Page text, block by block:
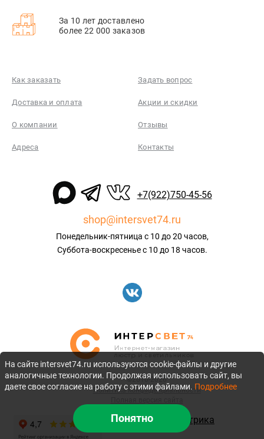
За 10 лет доставлено
более 22 000 заказов
Как заказать Задать вопрос
Доставка и оплата Акции и скидки
О компании Отзывы
Адреса Контакты
+7(922)750-45-56
shop@intersvet74.ru
Понедельник-пятница с 10 до 20 часов,
Суббота-воскресенье с 10 до 18 часов.
©2010-2026
Политика конфиденциальности
На сайте intersvet74.ru используются cookie-файлы и другие
аналогичные технологии. Продолжая использовать сайт, вы
даете свое согласие на работу с этими файлами. Подробнее
Понятно